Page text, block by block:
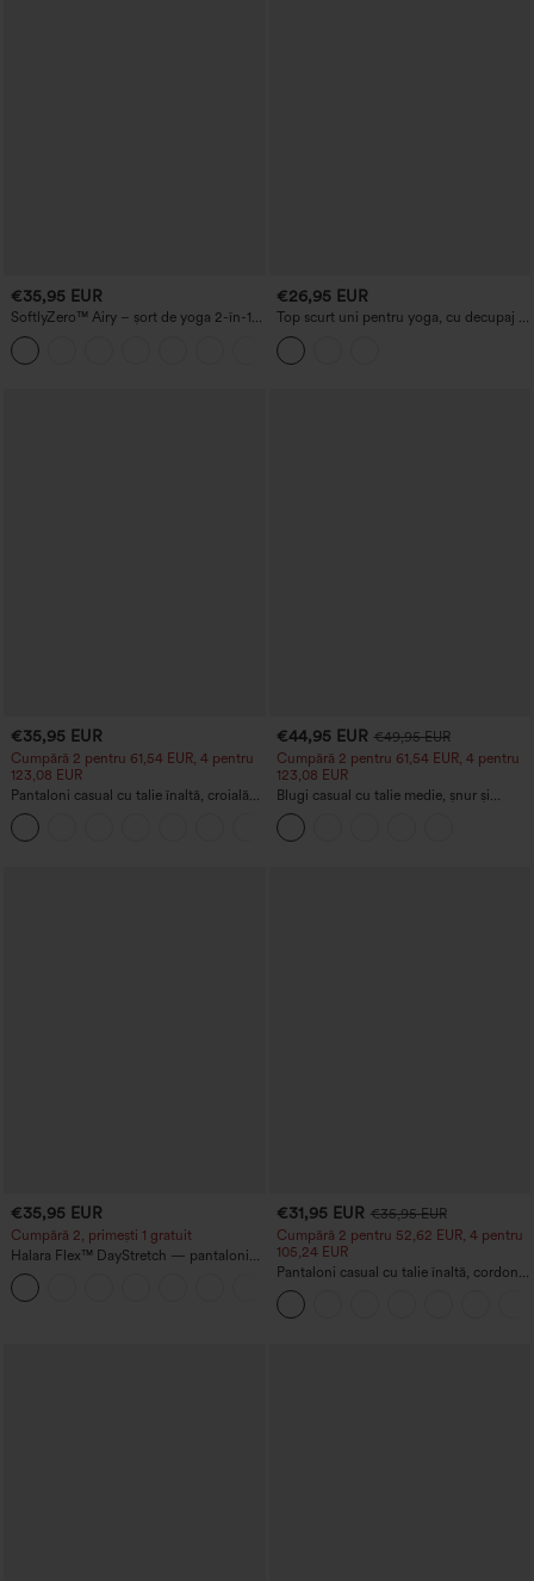
€35,95 EUR
SoftlyZero™ Airy – șort de yoga 2-în-1
InstantCool, cu talie foarte înaltă, 7'' și
buzunare.
€26,95 EUR
Top scurt uni pentru yoga, cu decupaj și
tiv încrucișat
€35,95 EUR
Cumpără 2 pentru 61,54 EUR, 4 pentru
123,08 EUR
Pantaloni casual cu talie înaltă, croială
dreaptă, aspect de in, cu buzunare
€44,95 EUR €49,95 EUR
Cumpără 2 pentru 61,54 EUR, 4 pentru
123,08 EUR
Blugi casual cu talie medie, șnur și
buzunare
€35,95 EUR
Cumpără 2, primești 1 gratuit
Halara Flex™ DayStretch — pantaloni
de lucru cu talie înaltă, buzunare și
croială dreaptă
€31,95 EUR €35,95 EUR
Cumpără 2 pentru 52,62 EUR, 4 pentru
105,24 EUR
Pantaloni casual cu talie înaltă, cordon,
buzunare, croială largă, lejeri, cu aspect
de in